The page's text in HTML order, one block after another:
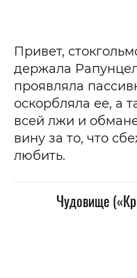
Привет,
держала
проявляла
оскорбляла ее, а
всей лжи и
вину за то, что
любить.
Чудовище